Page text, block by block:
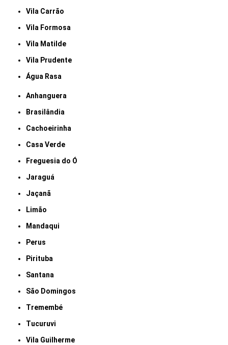
Vila Carrão
Vila Formosa
Vila Matilde
Vila Prudente
Água Rasa
Anhanguera
Brasilândia
Cachoeirinha
Casa Verde
Freguesia do Ó
Jaraguá
Jaçanã
Limão
Mandaqui
Perus
Pirituba
Santana
São Domingos
Tremembé
Tucuruvi
Vila Guilherme